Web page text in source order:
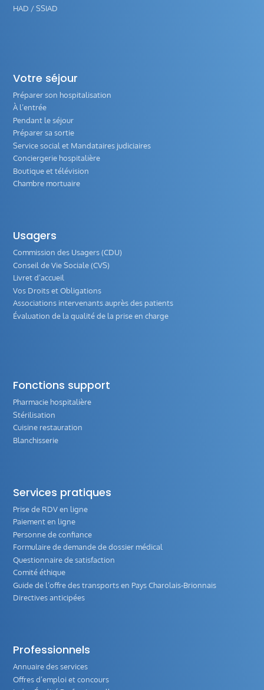
HAD / SSIAD
Votre séjour
Préparer son hospitalisation
À l’entrée
Pendant le séjour
Préparer sa sortie
Service social et Mandataires judiciaires
Conciergerie hospitalière
Boutique et télévision
Chambre mortuaire
Usagers
Commission des Usagers (CDU)
Conseil de Vie Sociale (CVS)
Livret d’accueil
Vos Droits et Obligations
Associations intervenants auprès des patients
Évaluation de la qualité de la prise en charge
Fonctions support
Pharmacie hospitalière
Stérilisation
Cuisine restauration
Blanchisserie
Services pratiques
Prise de RDV en ligne
Paiement en ligne
Personne de confiance
Formulaire de demande de dossier médical
Questionnaire de satisfaction
Comité éthique
Guide de l‘offre des transports en Pays Charolais-Brionnais
Directives anticipées
Professionnels
Annuaire des services
Offres d’emploi et concours